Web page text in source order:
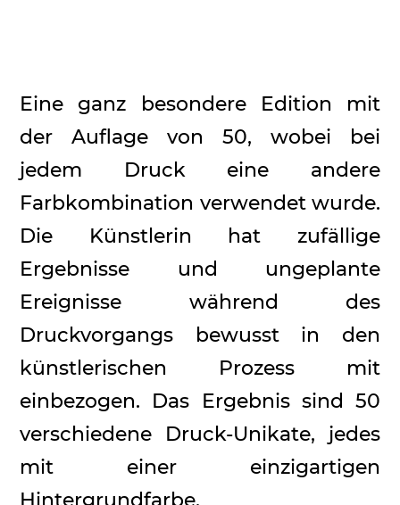
Eine ganz besondere Edition mit
der Auflage von 50, wobei bei
jedem Druck eine andere
Farbkombination verwendet wurde.
Die Künstlerin hat zufällige
Ergebnisse und ungeplante
Ereignisse während des
Druckvorgangs bewusst in den
künstlerischen Prozess mit
einbezogen. Das Ergebnis sind 50
verschiedene Druck-Unikate, jedes
mit einer einzigartigen